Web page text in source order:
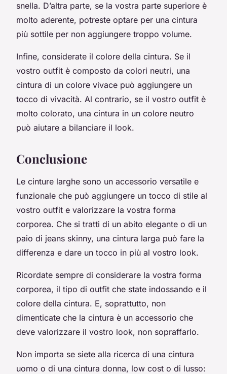
snella. D’altra parte, se la vostra parte superiore è
molto aderente, potreste optare per una cintura
più sottile per non aggiungere troppo volume.
Infine, considerate il colore della cintura. Se il
vostro outfit è composto da colori neutri, una
cintura di un colore vivace può aggiungere un
tocco di vivacità. Al contrario, se il vostro outfit è
molto colorato, una cintura in un colore neutro
può aiutare a bilanciare il look.
Conclusione
Le cinture larghe sono un accessorio versatile e
funzionale che può aggiungere un tocco di stile al
vostro outfit e valorizzare la vostra forma
corporea. Che si tratti di un abito elegante o di un
paio di jeans skinny, una cintura larga può fare la
differenza e dare un tocco in più al vostro look.
Ricordate sempre di considerare la vostra forma
corporea, il tipo di outfit che state indossando e il
colore della cintura. E, soprattutto, non
dimenticate che la cintura è un accessorio che
deve valorizzare il vostro look, non sopraffarlo.
Non importa se siete alla ricerca di una cintura
uomo o di una cintura donna, low cost o di lusso: